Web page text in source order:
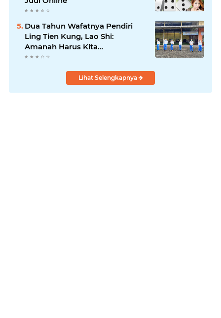
Dua Tahun Wafatnya Pendiri
Ling Tien Kung, Lao Shi:
Amanah Harus Kita
Laksanakan!
Lihat Selengkapnya